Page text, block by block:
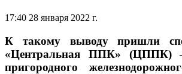
17:40 28 января 2022 г.
К такому выводу пришли
«Центральная ППК» (ЦППК)
пригородного